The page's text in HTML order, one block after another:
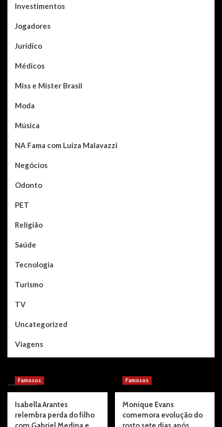
Investimentos
Jogadores
Jurídico
Médicos
Miss e Mister Brasil
Moda
Música
NA Fama com Luiza Malavazzi
Negócios
Odonto
PET
Religião
Saúde
Tecnologia
Turismo
TV
Uncategorized
Viagens
You may have missed
Famosos
Isabella Arantes
relembra perda do filho
Famosos
Monique Evans
comemora evolução do